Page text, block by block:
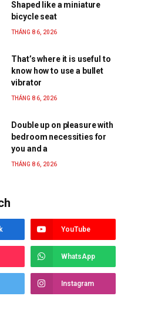
Shaped like a miniature
bicycle seat
THÁNG 8 6, 2026
That’s where it is useful to
know how to use a bullet
vibrator
THÁNG 8 6, 2026
Double up on pleasure with
bedroom necessities for
you and a
THÁNG 8 6, 2026
YouTube
WhatsApp
Instagram